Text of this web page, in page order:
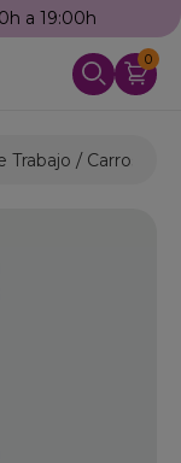
a 19:00h
0
Trabajo Carros